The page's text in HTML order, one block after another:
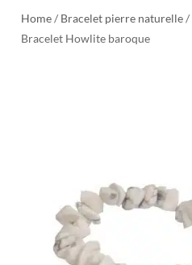
Home/ Bracelet pierre naturelle/
Bracelet Howlite baroque